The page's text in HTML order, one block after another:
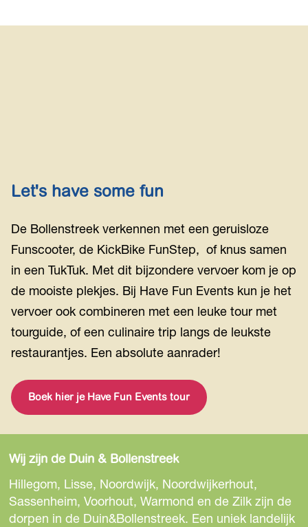
langs meren, plassen, riviertjes en sloten en
t
Let's have some fun
De Bollenstreek verkennen met een geruisloze
Funscooter, de KickBike FunStep, of knus samen
in een TukTuk. Met dit bijzondere vervoer kom je op
de mooiste plekjes. Bij Have Fun Events kun je het
vervoer ook combineren met een leuke tour met
tourguide, of een culinaire trip langs de leukste
restaurantjes. Een absolute aanrader!
Boek hier je Have Fun Events tour
Wij zijn de Duin & Bollenstreek
Hillegom, Lisse, Noordwijk, Noordwijkerhout,
Sassenheim, Voorhout, Warmond en de Zilk zijn de
dorpen in de Duin&Bollenstreek. Een uniek landelijk